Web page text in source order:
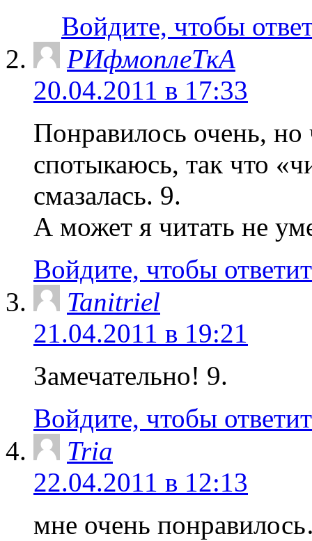
Войдите, чтобы
РИфмоплеТкА
20.04.2011 в 17:33
Понравилось очень, но
спотыкаюсь, так что
смазалась. 9.
А может я читать не
Войдите, чтобы
Tanitriel
21.04.2011 в 19:21
Замечательно! 9.
Войдите, чтобы
Tria
22.04.2011 в 12:13
мне очень